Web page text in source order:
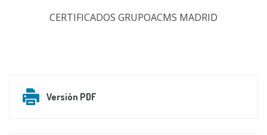
CERTIFICADOS GRUPOACMS MADRID
Versión PDF